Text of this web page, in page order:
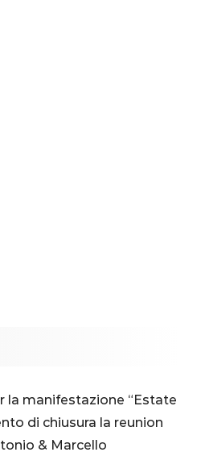
la manifestazione “Estate
di chiusura la reunion
& Marcello